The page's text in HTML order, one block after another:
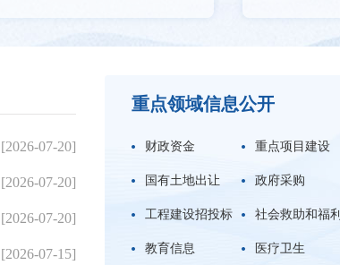
[2026-07-20]
[2026-07-20]
[2026-07-20]
[2026-07-15]
重点领域信息公开
财政资金 重点项目建设
国有土地出让 政府采购
工程建设招投标 社会救助和福利
教育信息 医疗卫生